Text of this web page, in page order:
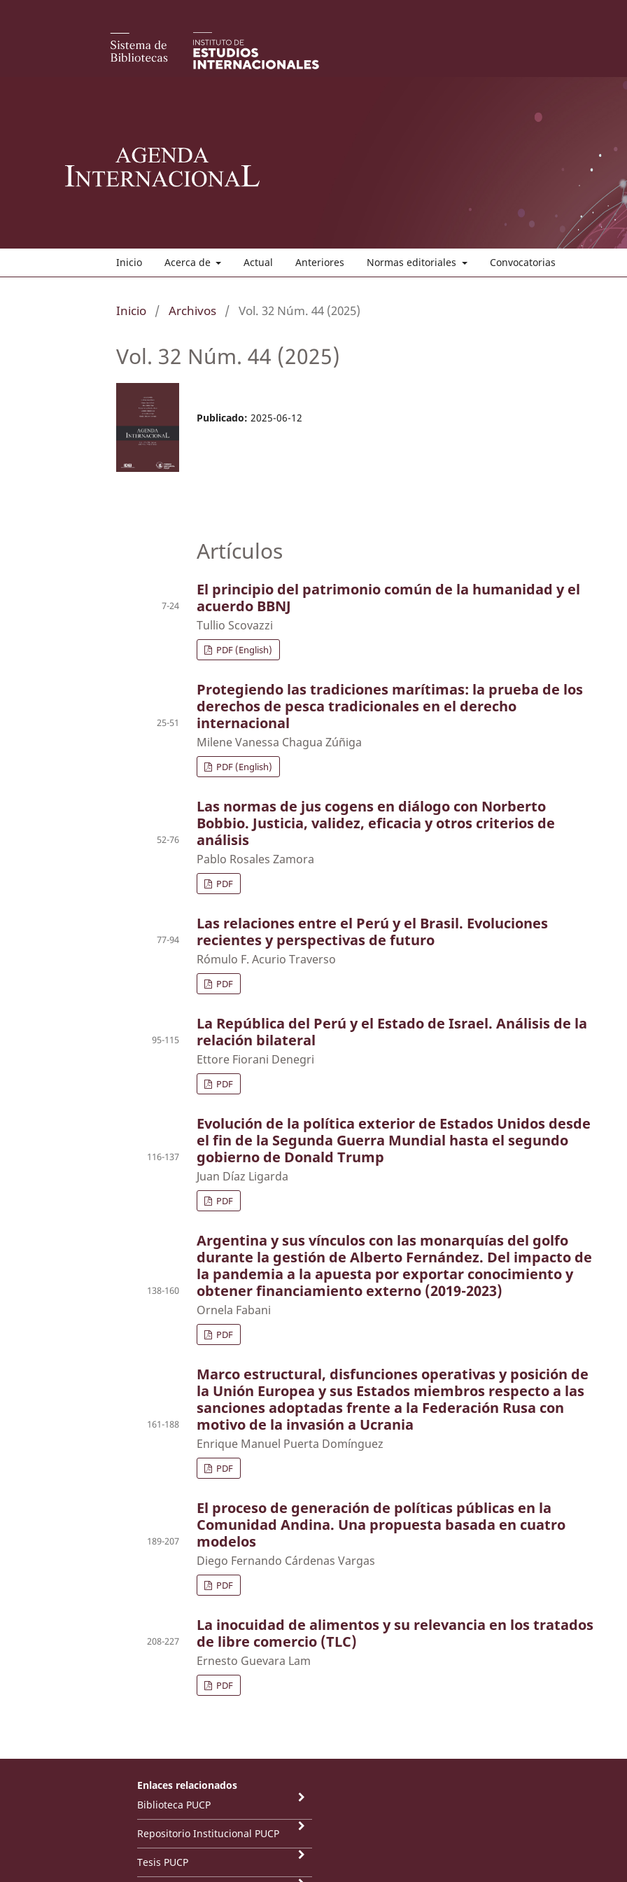
Inicio Acerca de Actual Anteriores Normas editoriales Convocatorias
Inicio / Archivos / Vol. 32 Núm. 44 (2025)
Vol. 32 Núm. 44 (2025)
Publicado: 2025-06-12
Artículos
El principio del patrimonio común de la humanidad y el
acuerdo BBNJ
Tullio Scovazzi
7-24
PDF (English)
Protegiendo las tradiciones marítimas: la prueba de los
derechos de pesca tradicionales en el derecho
internacional
Milene Vanessa Chagua Zúñiga
25-51
PDF (English)
Las normas de jus cogens en diálogo con Norberto
Bobbio. Justicia, validez, eficacia y otros criterios de
análisis
Pablo Rosales Zamora
52-76
PDF
Las relaciones entre el Perú y el Brasil. Evoluciones
recientes y perspectivas de futuro
Rómulo F. Acurio Traverso
77-94
PDF
La República del Perú y el Estado de Israel. Análisis de la
relación bilateral
Ettore Fiorani Denegri
95-115
PDF
Evolución de la política exterior de Estados Unidos desde
el fin de la Segunda Guerra Mundial hasta el segundo
gobierno de Donald Trump
Juan Díaz Ligarda
116-137
PDF
Argentina y sus vínculos con las monarquías del golfo
durante la gestión de Alberto Fernández. Del impacto de
la pandemia a la apuesta por exportar conocimiento y
obtener financiamiento externo (2019-2023)
Ornela Fabani
138-160
PDF
Marco estructural, disfunciones operativas y posición de
la Unión Europea y sus Estados miembros respecto a las
sanciones adoptadas frente a la Federación Rusa con
motivo de la invasión a Ucrania
Enrique Manuel Puerta Domínguez
161-188
PDF
El proceso de generación de políticas públicas en la
Comunidad Andina. Una propuesta basada en cuatro
modelos
Diego Fernando Cárdenas Vargas
189-207
PDF
La inocuidad de alimentos y su relevancia en los tratados
de libre comercio (TLC)
Ernesto Guevara Lam
208-227
PDF
Enlaces relacionados
Biblioteca PUCP
Repositorio Institucional PUCP
Tesis PUCP